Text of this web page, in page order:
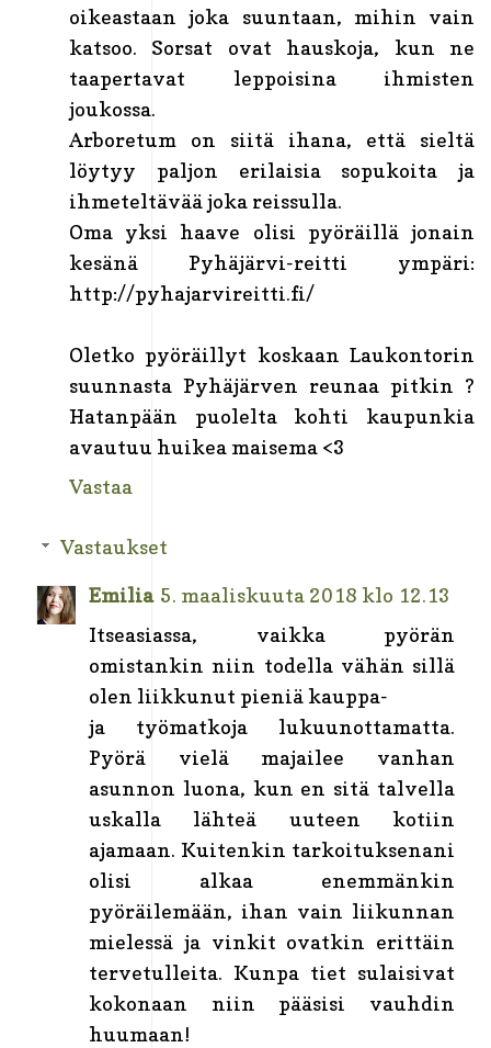
oikeastaan joka suuntaan, mihin vain
katsoo. Sorsat ovat hauskoja, kun ne
taapertavat leppoisina ihmisten
joukossa.
Arboretum on siitä ihana, että sieltä
löytyy paljon erilaisia sopukoita ja
ihmeteltävää joka reissulla.
Oma yksi haave olisi pyöräillä jonain
kesänä Pyhäjärvi-reitti ympäri:
http://pyhajarvireitti.fi/
Oletko pyöräillyt koskaan Laukontorin
suunnasta Pyhäjärven reunaa pitkin ?
Hatanpään puolelta kohti kaupunkia
avautuu huikea maisema <3
Vastaa
Vastaukset
Emilia 5. maaliskuuta 2018 klo 12.13
Itseasiassa, vaikka pyörän
omistankin niin todella vähän sillä
olen liikkunut pieniä kauppa-
ja työmatkoja lukuunottamatta.
Pyörä vielä majailee vanhan
asunnon luona, kun en sitä talvella
uskalla lähteä uuteen kotiin
ajamaan. Kuitenkin tarkoituksenani
olisi alkaa enemmänkin
pyöräilemään, ihan vain liikunnan
mielessä ja vinkit ovatkin erittäin
tervetulleita. Kunpa tiet sulaisivat
kokonaan niin pääsisi vauhdin
huumaan!